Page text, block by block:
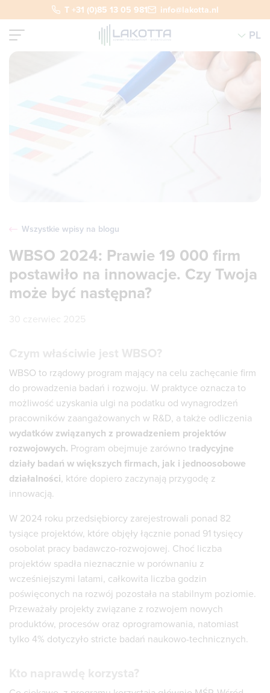
T +31 (0)85 13 05 981 info@lakotta.nl
PL
Wszystkie wpisy na blogu
WBSO 2024: Prawie 19 000 firm
postawiło na innowacje. Czy Twoja
może być następna?
WBSO to rządowy program mający na celu zachęcanie firm
do prowadzenia badań i rozwoju. W praktyce oznacza to
możliwość uzyskania ulgi na podatku od wynagrodzeń
pracowników zaangażowanych w R&D, a także odliczenia
wydatków związanych z prowadzeniem projektów
rozwojowych. Program obejmuje zarówno tradycyjne
działy badań w większych firmach, jak i jednoosobowe
działalności, które dopiero zaczynają przygodę z
innowacją.
W 2024 roku przedsiębiorcy zarejestrowali ponad 82
tysiące projektów, które objęły łącznie ponad 91 tysięcy
osobolat pracy badawczo-rozwojowej. Choć liczba
projektów spadła nieznacznie w porównaniu z
wcześniejszymi latami, całkowita liczba godzin
poświęconych na rozwój pozostała na stabilnym poziomie.
Przeważały projekty związane z rozwojem nowych
produktów, procesów oraz oprogramowania, natomiast
tylko 4% dotyczyło stricte badań naukowo-technicznych.